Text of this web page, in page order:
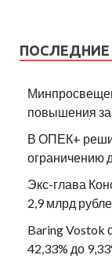
ПОСЛЕДНИЕ
повышения
В ОПЕК+
ограничению
Экс-глава
2,9 млрд
Baring Vostok
42,33% до